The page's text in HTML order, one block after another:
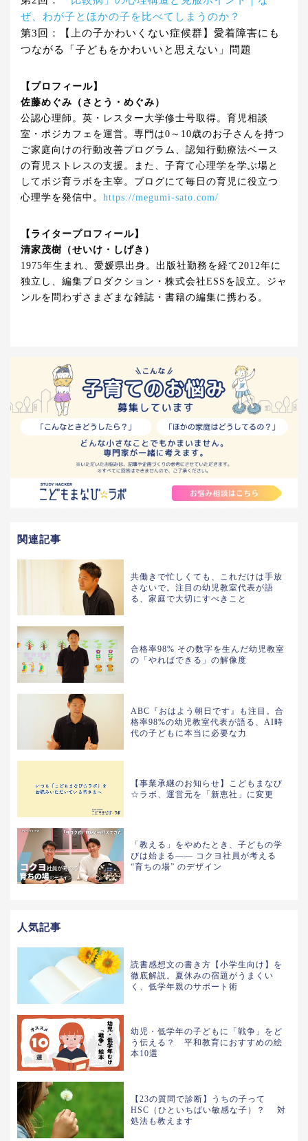
ぜ、わが子とほかの子を比べてしまうのか？
第3回：【上の子かわいくない症候群】愛着障害にも
つながる「子どもをかわいいと思えない」問題
【プロフィール】
佐藤めぐみ（さとう・めぐみ）
公認心理師。英・レスター大学修士号取得。育児相談
室・ポジカフェを運営。専門は0～10歳のお子さんを持つ
ご家庭向けの行動改善プログラム、認知行動療法ベース
の育児ストレスの支援。また、子育て心理学を学ぶ場と
してポジ育ラボを主宰。ブログにて毎日の育児に役立つ
心理学を発信中。 https://megumi-sato.com/
【ライタープロフィール】
清家茂樹（せいけ・しげき）
1975年生まれ、愛媛県出身。出版社勤務を経て2012年に
独立し、編集プロダクション・株式会社ESSを設立。ジャ
ンルを問わずさまざまな雑誌・書籍の編集に携わる。
関連記事
共働きで忙しくても、これだけは手放
さないで。注目の幼児教室代表が語
る、家庭で大切にすべきこと
合格率98% その数字を生んだ幼児教室
の「やればできる」の解像度
ABC『おはよう朝日です』も注目。合
格率98%の幼児教室代表が語る、AI時
代の子どもに本当に必要な力
【事業承継のお知らせ】こどもまなび
☆ラボ、運営元を「新恵社」に変更
「教える」をやめたとき、子どもの学
びは始まる—— コクヨ社員が考える
“育ちの場” のデザイン
人気記事
読書感想文の書き方【小学生向け】を
徹底解説。夏休みの宿題がうまくい
く、低学年親のサポート術
幼児・低学年の子どもに「戦争」をど
う伝える？ 平和教育におすすめの絵
本10選
【23の質問で診断】うちの子って
HSC（ひといちばい敏感な子）？ 対
処法も教えます